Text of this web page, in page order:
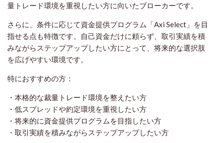
量トレード環境を重視したい方に向いたブローカーです。
さらに、条件に応じて資金提供プログラム「Axi Select」を目
指せる点も特徴です。自己資金だけに頼らず、取引実績を積
みながらステップアップしたい方にとって、将来的な選択肢
を広げやすい環境です。
特におすすめの方：
・本格的な裁量トレード環境を整えたい方
・低スプレッドや約定環境を重視したい方
・将来的に資金提供プログラムを目指したい方
・取引実績を積みながらステップアップしたい方